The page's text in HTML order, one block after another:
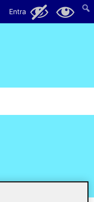
Entra 61 19